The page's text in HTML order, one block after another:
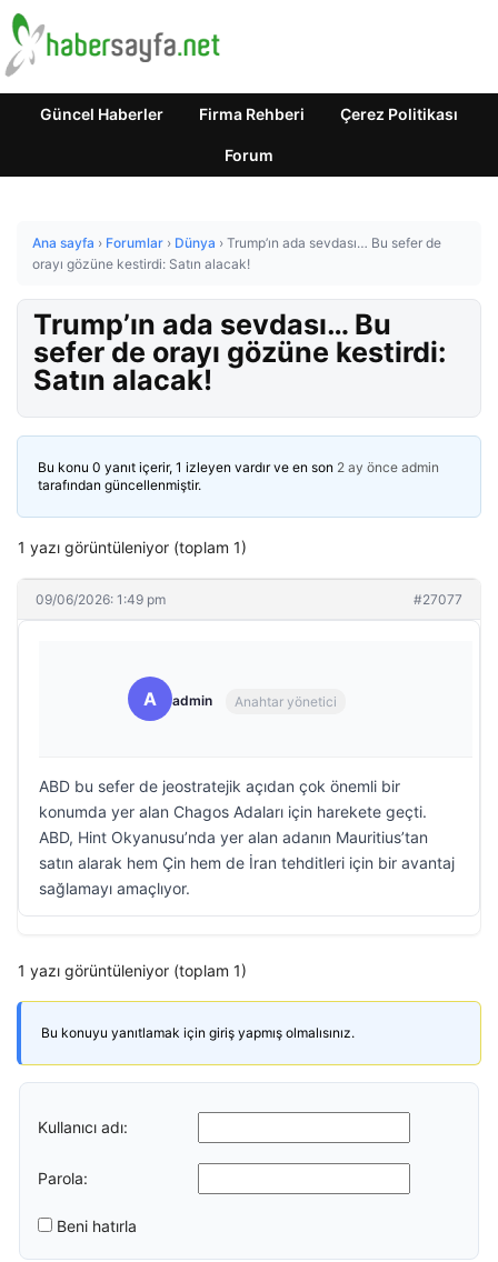
Güncel Haberler Firma Rehberi Çerez Politikası
Forum
Ana sayfa › Forumlar › Dünya › Trump’ın ada sevdası… Bu sefer de
orayı gözüne kestirdi: Satın alacak!
Trump’ın ada sevdası… Bu
sefer de orayı gözüne kestirdi:
Satın alacak!
Bu konu 0 yanıt içerir, 1 izleyen vardır ve en son 2 ay önce admin
tarafından güncellenmiştir.
1 yazı görüntüleniyor (toplam 1)
09/06/2026: 1:49 pm #27077
A admin Anahtar yönetici
ABD bu sefer de jeostratejik açıdan çok önemli bir
konumda yer alan Chagos Adaları için harekete geçti.
ABD, Hint Okyanusu’nda yer alan adanın Mauritius’tan
satın alarak hem Çin hem de İran tehditleri için bir avantaj
sağlamayı amaçlıyor.
1 yazı görüntüleniyor (toplam 1)
Bu konuyu yanıtlamak için giriş yapmış olmalısınız.
Kullanıcı adı:
Parola:
Beni hatırla